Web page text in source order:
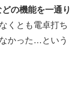
の機能を一通り
くとも電卓打ち
かった…という